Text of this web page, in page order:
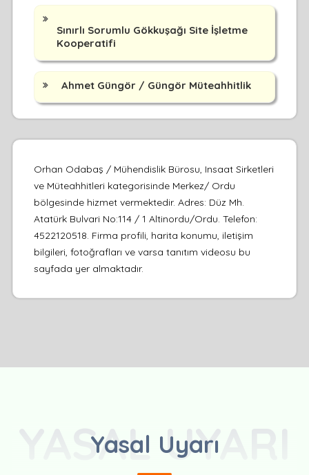
Sınırlı Sorumlu Gökkuşağı Site İşletme
Kooperatifi
Ahmet Güngör / Güngör Müteahhitlik
Orhan Odabaş / Mühendislik Bürosu, Insaat Sirketleri
ve Müteahhitleri kategorisinde Merkez/ Ordu
bölgesinde hizmet vermektedir. Adres: Düz Mh.
Atatürk Bulvari No:114 / 1 Altinordu/Ordu. Telefon:
4522120518. Firma profili, harita konumu, iletişim
bilgileri, fotoğrafları ve varsa tanıtım videosu bu
sayfada yer almaktadır.
Yasal Uyarı
YASAL UYARI